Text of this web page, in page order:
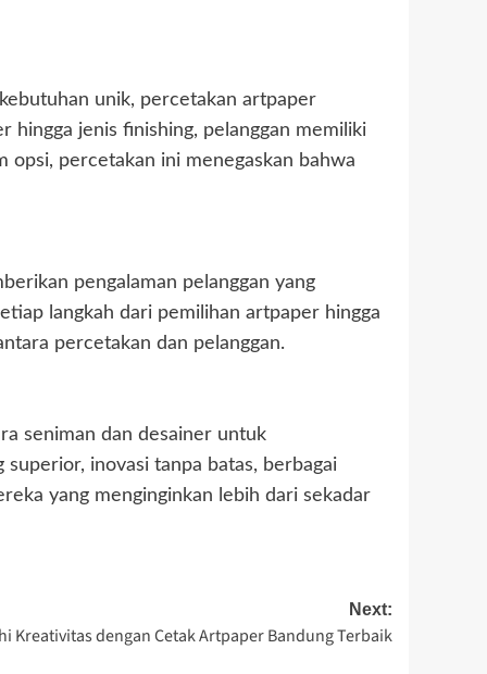
unik, percetakan artpaper
hingga jenis finishing, pelanggan memiliki
opsi, percetakan ini menegaskan bahwa
pengalaman pelanggan yang
langkah dari pemilihan artpaper hingga
percetakan dan pelanggan.
seniman dan desainer untuk
inovasi tanpa batas, berbagai
yang menginginkan lebih dari sekadar
Next:
Kreativitas dengan Cetak Artpaper Bandung Terbaik